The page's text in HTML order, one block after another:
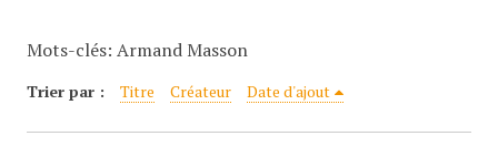
Mots-clés: Armand Masson
Trier par : Titre Créateur Date d'ajout